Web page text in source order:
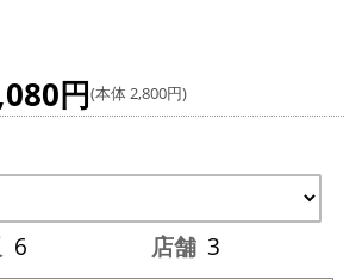
円(本体 2,800円)
6 店舗 3